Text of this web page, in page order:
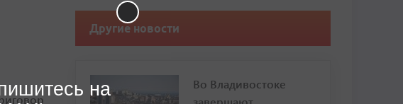
Другие новости
Во Владивостоке
на